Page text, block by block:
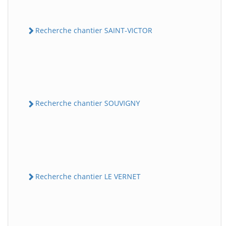
Recherche chantier SAINT-VICTOR
Recherche chantier SOUVIGNY
Recherche chantier LE VERNET